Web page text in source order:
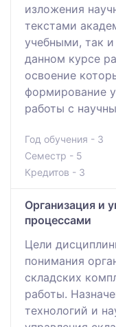
изложения
текстами
учебными, так
данном курсе
освоение
формирование
работы с
Год обучения - 3
Семестр - 5
Кредитов - 3
Организация и
процессами
Цели
понимания
складских
работы.
технологий и